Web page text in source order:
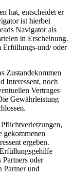
hat, entscheidet er
ist hierbei
Navigator als
in Erscheinung.
Erfüllungs-und/ oder
Zustandekommen
Interessent, noch
Vertrages
Gewährleistung
gekommenen
ergeben.
oder
Partner und